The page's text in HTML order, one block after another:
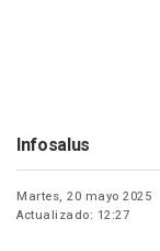
Infosalus
Martes, 20 mayo 2025
Actualizado: 12:27